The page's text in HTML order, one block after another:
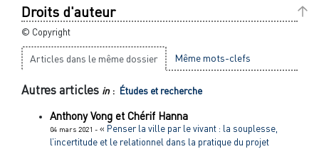
Droits d'auteur
© Copyright
Articles dans le même dossier Même mots-clefs
Autres articles in: Études et recherche
AnthonyVong et Chérif Hanna
04 mars 2021 - « Penser la ville par le vivant : la souplesse,
l’incertitude et le relationnel dans la pratique du projet